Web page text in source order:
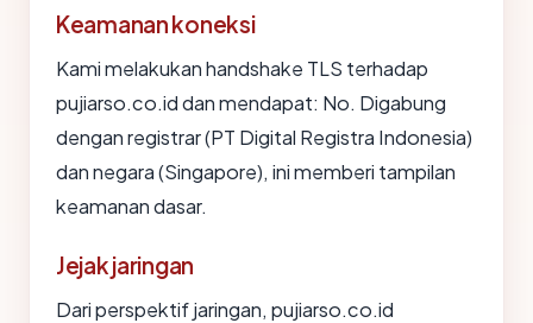
Keamanan koneksi
Kami melakukan handshake TLS terhadap
pujiarso.co.id dan mendapat: No. Digabung
dengan registrar (PT Digital Registra Indonesia)
dan negara (Singapore), ini memberi tampilan
keamanan dasar.
Jejak jaringan
Dari perspektif jaringan, pujiarso.co.id